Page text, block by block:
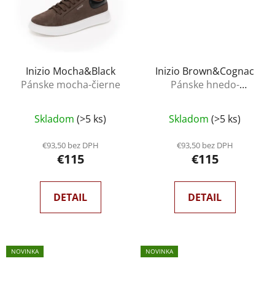
Inizio Mocha&Black
Pánske mocha-čierne
Skladom (>5 ks)
€93,50 bez DPH
€115
DETAIL
Inizio Brown&Cognac
Pánske hnedo-
Skladom (>5 ks)
€93,50 bez DPH
€115
DETAIL
NOVINKA NOVINKA